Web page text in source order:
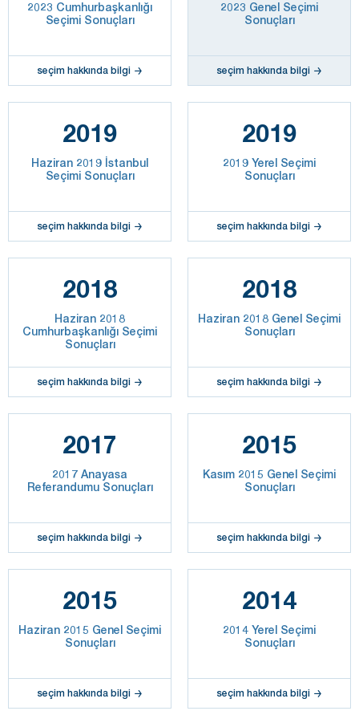
2023 Cumhurbaşkanlığı
Seçimi Sonuçları
seçim hakkında bilgi
2023 Genel Seçimi
Sonuçları
seçim hakkında bilgi
2019
Haziran 2019 İstanbul
Seçimi Sonuçları
seçim hakkında bilgi
2019
2019 Yerel Seçimi
Sonuçları
seçim hakkında bilgi
2018
Haziran 2018
Cumhurbaşkanlığı Seçimi
Sonuçları
seçim hakkında bilgi
2018
Haziran 2018 Genel Seçimi
Sonuçları
seçim hakkında bilgi
2017
2017 Anayasa
Referandumu Sonuçları
seçim hakkında bilgi
2015
Kasım 2015 Genel Seçimi
Sonuçları
seçim hakkında bilgi
2015
Haziran 2015 Genel Seçimi
Sonuçları
seçim hakkında bilgi
2014
2014 Yerel Seçimi
Sonuçları
seçim hakkında bilgi